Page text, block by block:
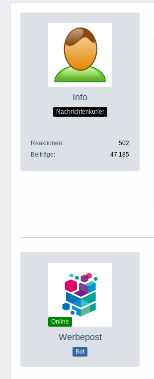
Info
Nachrichtenkurier
Reaktionen
502
Beiträge
47.185
Online
Werbepost
Bot